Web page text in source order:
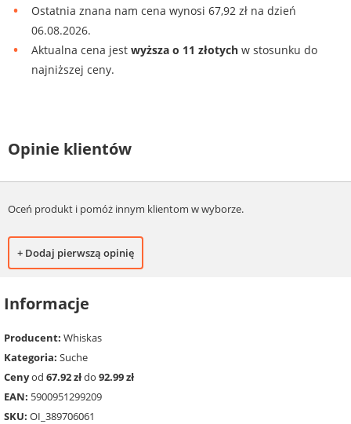
Ostatnia znana nam cena wynosi 67,92 zł na dzień
06.08.2026.
Aktualna cena jest wyższa o 11 złotych w stosunku do
najniższej ceny.
Opinie klientów
Oceń produkt i pomóż innym klientom w wyborze.
+ Dodaj pierwszą opinię
Informacje
Producent: Whiskas
Kategoria: Suche
Cenyod 67.92 złdo 92.99 zł
EAN: 5900951299209
SKU: OI_389706061